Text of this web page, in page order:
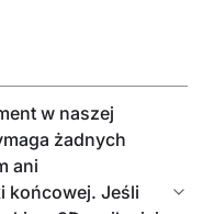
w naszej
żadnych
ani
końcowej. Jeśli